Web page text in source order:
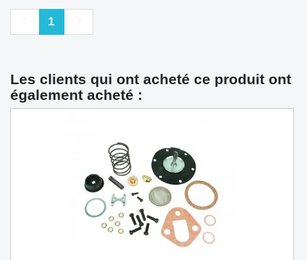
Précédent
1
Les clients qui ont acheté ce produit ont
également acheté :